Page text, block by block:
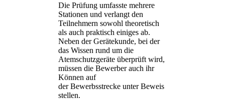
Die Prüfung umfasste mehrere
Stationen und verlangt den
Teilnehmern sowohl theoretisch
als auch praktisch einiges ab.
Neben der Gerätekunde, bei der
das Wissen rund um die
Atemschutzgeräte überprüft wird,
müssen die Bewerber auch ihr
Können auf
der Bewerbsstrecke unter Beweis
stellen.